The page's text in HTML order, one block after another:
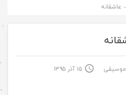
عاشقانه
موسیقی ۱۵ آذر ۱۳۹۵